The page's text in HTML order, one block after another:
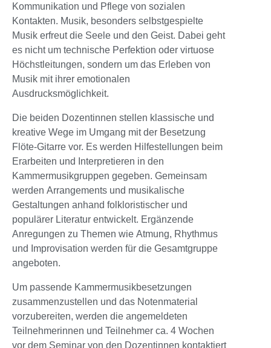
Kommunikation und Pflege von sozialen
Kontakten. Musik, besonders selbstgespielte
Musik erfreut die Seele und den Geist. Dabei geht
es nicht um technische Perfektion oder virtuose
Höchstleitungen, sondern um das Erleben von
Musik mit ihrer emotionalen
Ausdrucksmöglichkeit.
Die beiden Dozentinnen stellen klassische und
kreative Wege im Umgang mit der Besetzung
Flöte-Gitarre vor. Es werden Hilfestellungen beim
Erarbeiten und Interpretieren in den
Kammermusikgruppen gegeben. Gemeinsam
werden Arrangements und musikalische
Gestaltungen anhand folkloristischer und
populärer Literatur entwickelt. Ergänzende
Anregungen zu Themen wie Atmung, Rhythmus
und Improvisation werden für die Gesamtgruppe
angeboten.
Um passende Kammermusikbesetzungen
zusammenzustellen und das Notenmaterial
vorzubereiten, werden die angemeldeten
Teilnehmerinnen und Teilnehmer ca. 4 Wochen
vor dem Seminar von den Dozentinnen kontaktiert